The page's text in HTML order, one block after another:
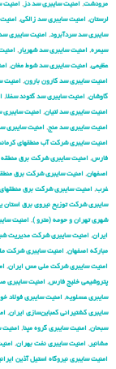
مرودشت, امنیت سایبری سد دز , امنیت
لرستان, امنیت سایبری سد زالکی,
سایبری سد سردآبرود, امنیت سایبری
سیمره, امنیت سایبری سد شهریار ,
عظیمی, امنیت سایبری سد شوط مغان,
امنیت سایبری سد کارون بارون, امنیت
گاوشان, امنیت سایبری سد گتوند سفلا,
امنیت سایبری سد لتیان, امنیت سایبری
امنیت سایبری سد منج, امنیت سایبری
امنیت سایبری شركت آب منطقهای
فارس, امنیت سایبری شركت برق منطقه
اصفهان, امنیت سایبری شركت برق
غرب, امنیت سایبری شركت برق
سایبری شركت توزیع نیروی برق استان
شهری تهران و حومه (مترو ), امنیت
ایران, امنیت سایبری شركت مدیریت
مبارکه اصفهان, امنیت سایبری شرکت
امنیت سایبری شرکت ملی مس ایران,
پتروشیمی خلیج فارس, امنیت سایبری
سایبری عسلویه, امنیت سایبری فولاد
سایبری کشتیرانی کمباین‌سازی ایران,
سبحان, امنیت سایبری گروه مپنا, امنیت
مشانیر , امنیت سایبری نفت بهران,
امنیت سایبری نیروگاه استیل آذین